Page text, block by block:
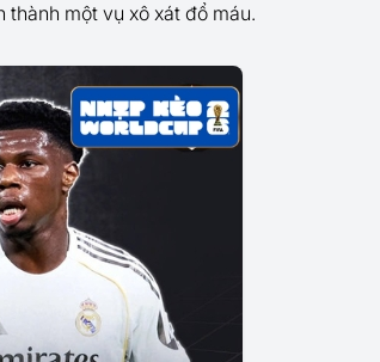
một vụ xô xát đổ máu.